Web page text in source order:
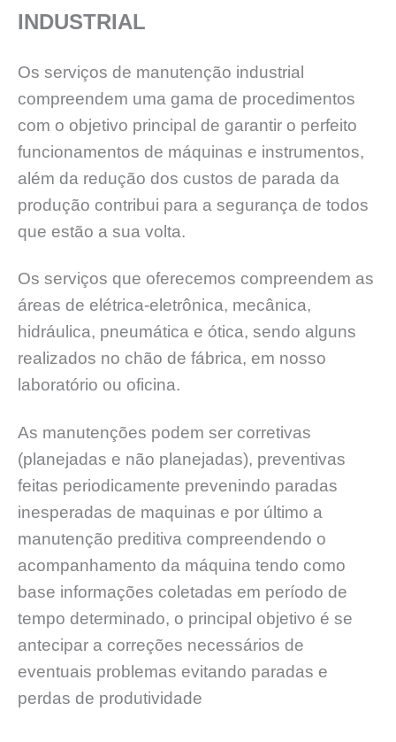
INDUSTRIAL
Os serviços de manutenção industrial
compreendem uma gama de procedimentos
com o objetivo principal de garantir o perfeito
funcionamentos de máquinas e instrumentos,
além da redução dos custos de parada da
produção contribui para a segurança de todos
que estão a sua volta.
Os serviços que oferecemos compreendem as
áreas de elétrica-eletrônica, mecânica,
hidráulica, pneumática e ótica, sendo alguns
realizados no chão de fábrica, em nosso
laboratório ou oficina.
As manutenções podem ser corretivas
(planejadas e não planejadas), preventivas
feitas periodicamente prevenindo paradas
inesperadas de maquinas e por último a
manutenção preditiva compreendendo o
acompanhamento da máquina tendo como
base informações coletadas em período de
tempo determinado, o principal objetivo é se
antecipar a correções necessários de
eventuais problemas evitando paradas e
perdas de produtividade